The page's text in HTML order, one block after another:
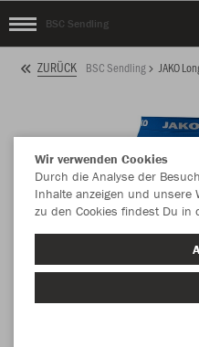
BSC Sendling
ZURÜCK BSC Sendling JAKO
Wir verwenden Cookies
Durch die Analyse der
Inhalte anzeigen und unsere
zu den Cookies findest Du in